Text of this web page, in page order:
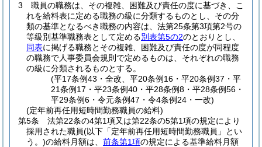
3
職員の職務は、その複雑、困難及び責任の度に基づき、こ
れを給料表に定める職務の級に分類するものとし、その分
類の基準となるべき職務の内容は、法第25条第3項第2号の
等級別基準職務表として定める別表第5の2のとおりとし、
同表に掲げる職務とその複雑、困難及び責任の度が同程度
の職務で人事委員会規則で定めるものは、それぞれの職務
の級に分類されるものとする。
(平17条例43・全改、平20条例16・平20条例37・平
21条例17・平23条例40・平28条例8・平28条例56・
平29条例6・令元条例47・令4条例24・一改)
(定年前再任用短時間勤務職員の給料)
第5条
法第22条の4第1項又は第22条の5第1項の規定により
採用された職員(以下「定年前再任用短時間勤務職員」とい
う。)の給料月額は、 前条第1項の規定による基準給料月額